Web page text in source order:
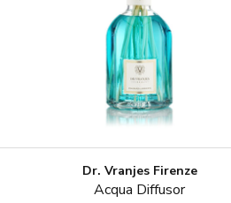
Dr. Vranjes Firenze
Acqua Diffusor